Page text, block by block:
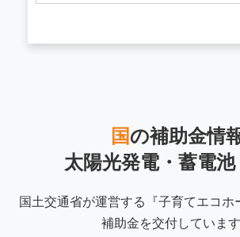
国の補助金情
太陽光発電・蓄電池
国土交通省が運営する『子育てエコホ
補助金を交付しています